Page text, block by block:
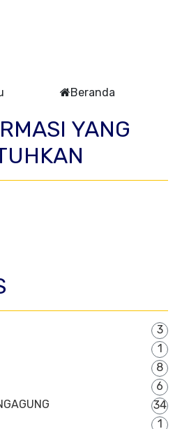
Beranda
YANG
3
1
8
6
34
1